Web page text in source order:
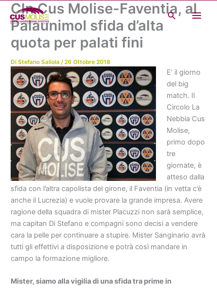
contenuto
Cerca
Cln Cus Molise-Faventia, al
Palaunimol sfida d’alta
quota per palati fini
DiStefano Saliola/26 Ottobre 2018
E’ il giorno
del big
match. Il
Circolo La
Nebbia Cus
Molise,
primo dopo
tre
giornate, è
atteso dalla
sfida con l’altra capolista del girone, il Faventia (in vetta c’è
anche il Lucrezia) e vuole provare la grande impresa. Avere
ragione della squadra di mister Placuzzi non sarà semplice,
ma capitan Di Stefano e compagni sono decisi a vendere
cara la pelle per continuare a stupire. Mister Sanginario avrà
tutti gli effettivi a disposizione e potrà così mandare in
campo la formazione migliore.
Mister, siamo alla vigilia di una sfida tra prime in